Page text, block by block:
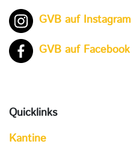
GVB auf Instagram
GVB auf Facebook
Quicklinks
Kantine